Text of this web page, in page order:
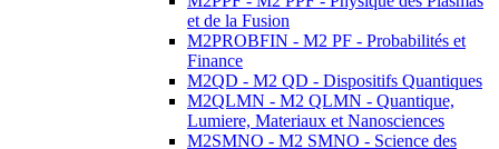
et de la Fusion
M2PROBFIN - M2 PF - Probabilités et
Finance
M2QD - M2 QD - Dispositifs Quantiques
M2QLMN - M2 QLMN - Quantique,
Lumiere, Materiaux et Nanosciences
M2SMNO - M2 SMNO - Science des